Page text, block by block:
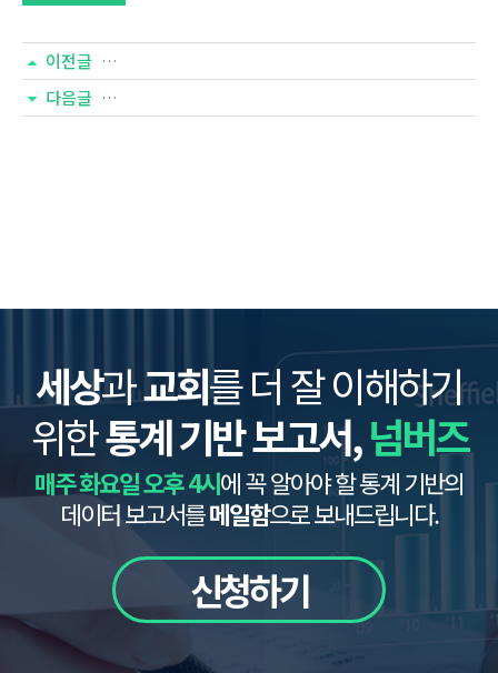
이전글
다음글 [더미션] 2030 종교인의 60%가 개신교인… 10년 뒤엔 ‘
세상과교회를 더 잘 이해하기
위한통계 기반 보고서,넘버즈
매주 화요일 오후 4시에 꼭 알아야 할 통계 기반의
데이터 보고서를메일함으로 보내드립니다.
신청하기